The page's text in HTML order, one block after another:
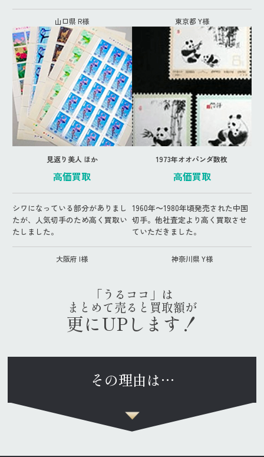
山口県 R様 東京都 Y様
見返り美人 ほか
高価買取
シワになっている部分がありまし
たが、人気切手のため高く買取い
たしました。
大阪府 I様
1973年オオパンダ数枚
高価買取
1960年〜1980年頃発売された中国
切手。他社査定より高く買取させ
ていただきました。
神奈川県 Y様
「うるココ」は
まとめて売ると買取額が
更にUPします！
その理由は…